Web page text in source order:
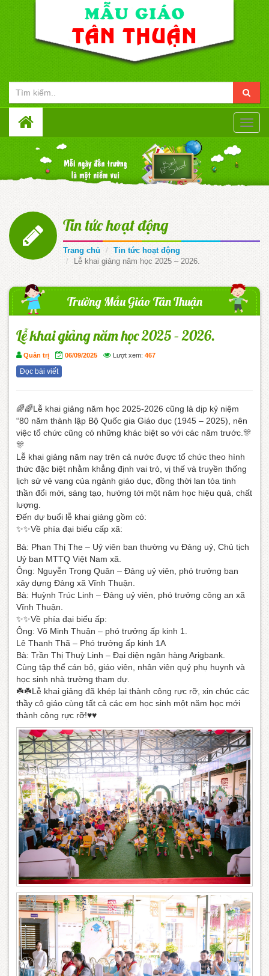
Toggle
Tin tức hoạt động
Trang chủ
Tin tức hoạt động
Lễ khai giảng năm học 2025 – 2026.
Trường Mẫu Giáo Tân Thuận
Lễ khai giảng năm học 2025 – 2026.
Quản trị 06/09/2025 Lượt xem: 467
Đọc bài viết
🌈🌈Lễ khai giảng năm học 2025-2026 cũng là dịp kỷ niệm
“80 năm thành lập Bộ Quốc gia Giáo dục (1945 – 2025), nên
việc tổ chức cũng có những khác biệt so với các năm trước.🎊
🎊
Lễ khai giảng năm nay trên cả nước được tổ chức theo hình
thức đặc biệt nhằm khẳng định vai trò, vị thế và truyền thống
lịch sử vẻ vang của ngành giáo dục, đồng thời lan tỏa tinh
thần đổi mới, sáng tạo, hướng tới một năm học hiệu quả, chất
lượng.
Đến dự buổi lễ khai giảng gồm có:
✨✨Về phía đại biểu cấp xã:
Bà: Phan Thị The – Uỷ viên ban thường vụ Đảng uỷ, Chủ tịch
Uỷ ban MTTQ Việt Nam xã.
Ông: Nguyễn Trọng Quân – Đảng uỷ viên, phó trưởng ban
xây dựng Đảng xã Vĩnh Thuận.
Bà: Huỳnh Trúc Linh – Đảng uỷ viên, phó trưởng công an xã
Vĩnh Thuận.
✨✨Về phía đại biểu ấp:
Ông: Võ Minh Thuận – phó trưởng ấp kinh 1.
Lê Thanh Thã – Phó trưởng ấp kinh 1A
Bà: Trần Thị Thuỳ Linh – Đại diện ngân hàng Arigbank.
Cùng tập thể cán bộ, giáo viên, nhân viên quý phụ huynh và
học sinh nhà trường tham dự.
☘️☘️Lễ khai giảng đã khép lại thành công rực rỡ, xin chúc các
thầy cô giáo cùng tất cả các em học sinh một năm học mới
thành công rực rỡ!♥️♥️